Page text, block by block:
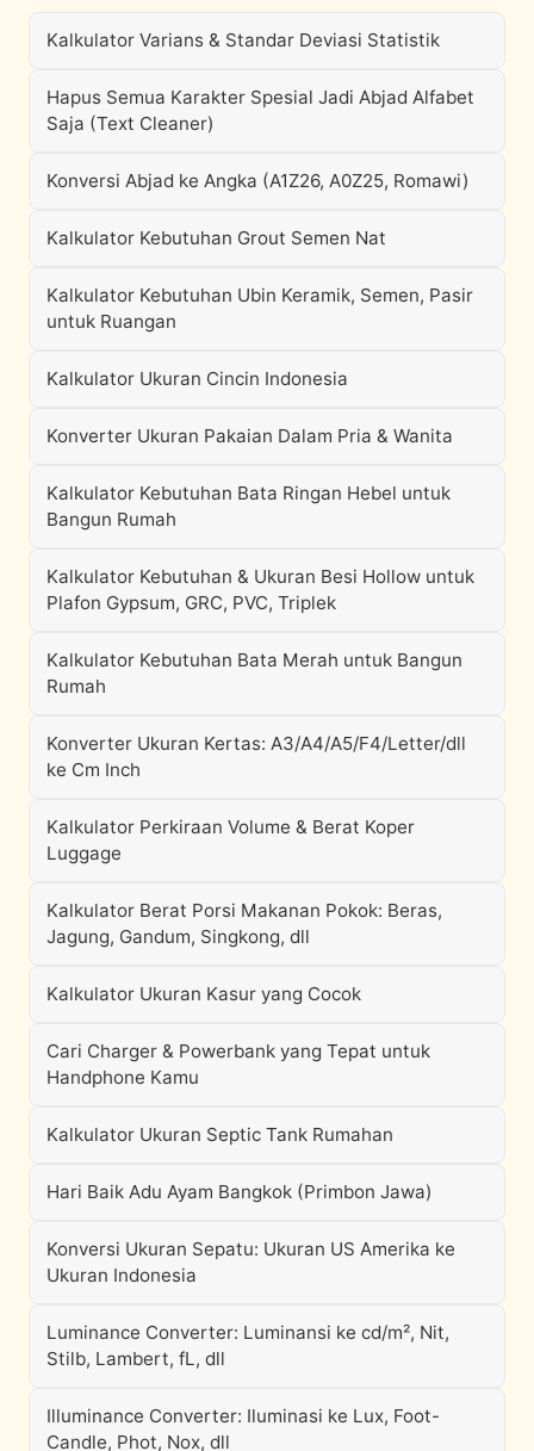
Kalkulator Varians & Standar Deviasi Statistik
Hapus Semua Karakter Spesial Jadi Abjad Alfabet
Saja (Text Cleaner)
Konversi Abjad ke Angka (A1Z26, A0Z25, Romawi)
Kalkulator Kebutuhan Grout Semen Nat
Kalkulator Kebutuhan Ubin Keramik, Semen, Pasir
untuk Ruangan
Kalkulator Ukuran Cincin Indonesia
Konverter Ukuran Pakaian Dalam Pria & Wanita
Kalkulator Kebutuhan Bata Ringan Hebel untuk
Bangun Rumah
Kalkulator Kebutuhan & Ukuran Besi Hollow untuk
Plafon Gypsum, GRC, PVC, Triplek
Kalkulator Kebutuhan Bata Merah untuk Bangun
Rumah
Konverter Ukuran Kertas: A3/A4/A5/F4/Letter/dll
ke Cm Inch
Kalkulator Perkiraan Volume & Berat Koper
Luggage
Kalkulator Berat Porsi Makanan Pokok: Beras,
Jagung, Gandum, Singkong, dll
Kalkulator Ukuran Kasur yang Cocok
Cari Charger & Powerbank yang Tepat untuk
Handphone Kamu
Kalkulator Ukuran Septic Tank Rumahan
Hari Baik Adu Ayam Bangkok (Primbon Jawa)
Konversi Ukuran Sepatu: Ukuran US Amerika ke
Ukuran Indonesia
Luminance Converter: Luminansi ke cd/m², Nit,
Stilb, Lambert, fL, dll
Illuminance Converter: Iluminasi ke Lux, Foot-
Candle, Phot, Nox, dll